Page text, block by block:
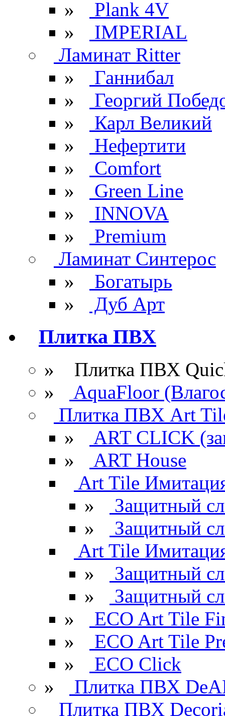
»
Plank 4V
»
IMPERIAL
Ламинат Ritter
»
Ганнибал
»
Георгий
»
Карл Великий
»
Нефертити
»
Comfort
»
Green Line
»
INNOVA
»
Premium
Ламинат Синтерос
»
Богатырь
»
Дуб Арт
Плитка ПВХ
» Плитка ПВХ
»
AquaFloor
Плитка ПВХ Art
»
ART CLICK
»
ART House
Art Tile
»
Защитный
»
Защитный
Art Tile
»
Защитный
»
Защитный
»
ECO Art Tile
»
ECO Art Tile
»
ECO Click
»
Плитка ПВХ
Плитка ПВХ